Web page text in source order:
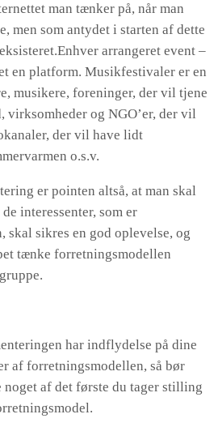
man tænker på, når man
men som antydet i starten af dette
arrangeret event –
en platform. Musikfestivaler er en
musikere, foreninger, der vil tjene
virksomheder og NGO’er, der vil
der vil have lidt
o.s.v.
er pointen altså, at man skal
interessenter, som er
skal sikres en god oplevelse, og
tænke forretningsmodellen
har indflydelse på dine
af forretningsmodellen, så bør
af det første du tager stilling